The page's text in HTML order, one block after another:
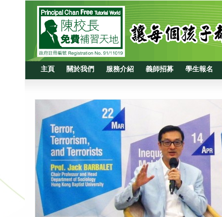
主頁 關於我們 服務介紹 義師招募 學生報名